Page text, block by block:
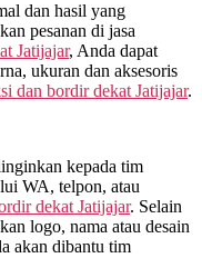
dan hasil yang
pesanan di jasa
Jatijajar, Anda dapat
ukuran dan aksesoris
dan bordir dekat Jatijajar.
kepada tim
WA, telpon, atau
dekat Jatijajar. Selain
logo, nama atau desain
akan dibantu tim